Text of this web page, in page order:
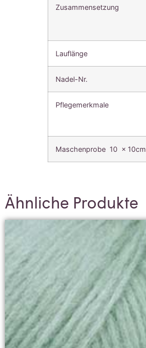
Zusammensetzung
Lauflänge
Nadel-Nr.
Pflegemerkmale
Maschenprobe 10 x 10cm
Ähnliche Produkte